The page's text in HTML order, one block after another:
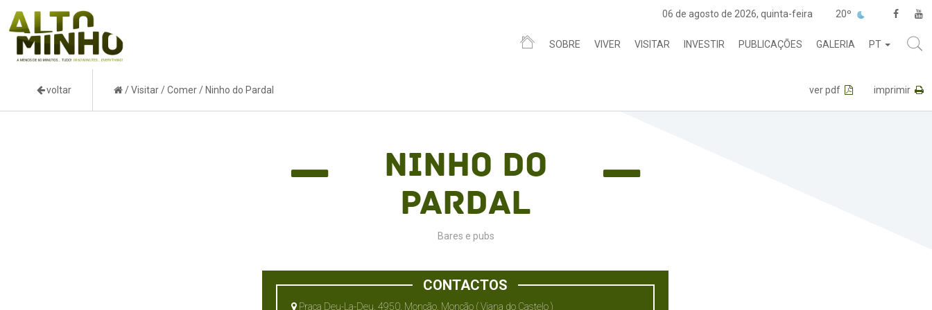
06 de agosto de 2026, quinta-feira 20º
SOBRE VIVER VISITAR INVESTIR PUBLICAÇÕES GALERIA PT
voltar /Visitar/Comer/ Ninho do Pardal ver pdf imprimir
Ninho do
Pardal
Bares e pubs
CONTACTOS
Praça Deu-La-Deu, 4950, Monção, Monção ( Viana do Castelo )